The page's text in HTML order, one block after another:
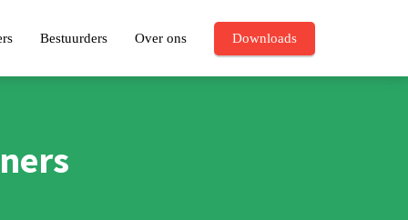
Bestuurders Over ons Downloads